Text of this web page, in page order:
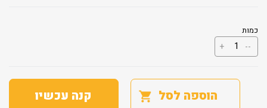
כמות
--
כמות
של
FERIA
+
הוספה לסל קנה עכשיו